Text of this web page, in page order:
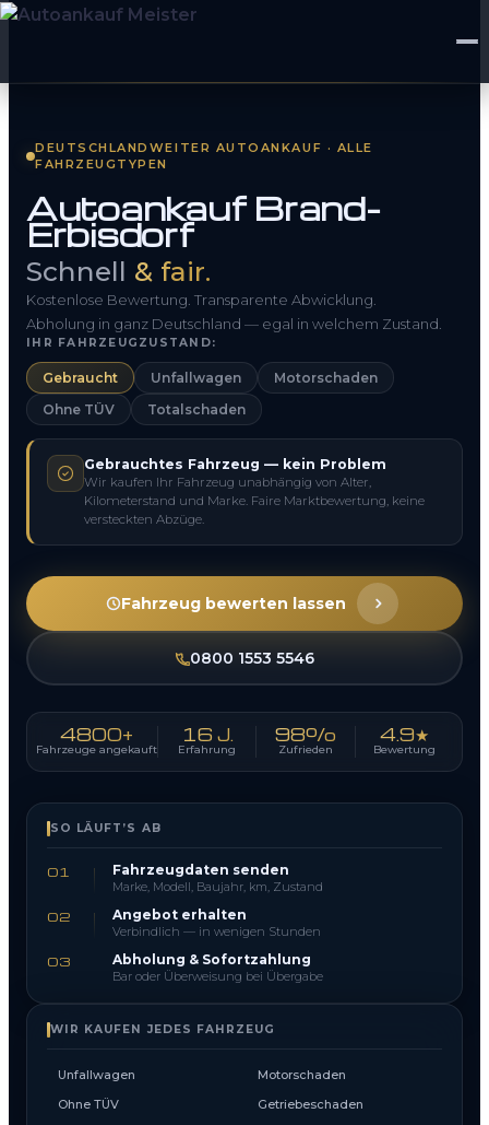
So funktioniert’s
Kontakt
FAQ
0800 1553 5546
DEUTSCHLANDWEITER AUTOANKAUF · ALLE
FAHRZEUGTYPEN
Autoankauf Brand-
Erbisdorf
Schnell & fair.
Kostenlose Bewertung. Transparente Abwicklung.
Abholung in ganz Deutschland — egal in welchem Zustand.
IHR FAHRZEUGZUSTAND:
Gebraucht Unfallwagen
Motorschaden
Ohne TÜV
Totalschaden
Gebrauchtes Fahrzeug — kein Problem
Wir kaufen Ihr Fahrzeug unabhängig von Alter,
Kilometerstand und Marke. Faire Marktbewertung, keine
versteckten Abzüge.
Fahrzeug bewerten lassen
0800 1553 5546
4800+
Fahrzeuge angekauft
16 J.
Erfahrung
98%
Zufrieden
4.9★
Bewertung
SO LÄUFT’S AB
01 Fahrzeugdaten senden
Marke, Modell, Baujahr, km, Zustand
02 Angebot erhalten
Verbindlich — in wenigen Stunden
03 Abholung & Sofortzahlung
Bar oder Überweisung bei Übergabe
WIR KAUFEN JEDES FAHRZEUG
Unfallwagen
Motorschaden
Ohne TÜV
Getriebeschaden